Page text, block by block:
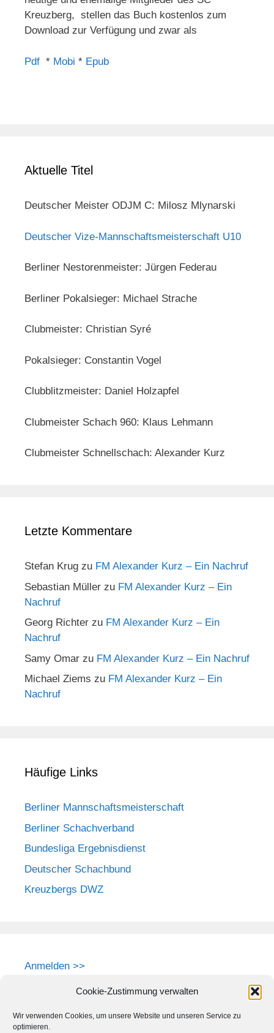
Cookie-Zustimmung verwalten
Wir verwenden Cookies, um unsere Website und unseren Service zu
optimieren.
Kreuzberg, stellen das Buch kostenlos zum
Download zur Verfügung und zwar als
Pdf * Mobi * Epub
Aktuelle Titel
Deutscher Meister ODJM C: Milosz Mlynarski
Deutscher Vize-Mannschaftsmeisterschaft U10
Berliner Nestorenmeister: Jürgen Federau
Berliner Pokalsieger: Michael Strache
Clubmeister: Christian Syré
Pokalsieger: Constantin Vogel
Clubblitzmeister: Daniel Holzapfel
Clubmeister Schach 960: Klaus Lehmann
Clubmeister Schnellschach: Alexander Kurz
Letzte Kommentare
Stefan Krug zu FM Alexander Kurz – Ein Nachruf
Sebastian Müller zu FM Alexander Kurz – Ein
Nachruf
Georg Richter zu FM Alexander Kurz – Ein
Nachruf
Samy Omar zu FM Alexander Kurz – Ein Nachruf
Michael Ziems zu FM Alexander Kurz – Ein
Nachruf
Häufige Links
Berliner Mannschaftsmeisterschaft
Berliner Schachverband
Bundesliga Ergebnisdienst
Deutscher Schachbund
Kreuzbergs DWZ
Anmelden >>